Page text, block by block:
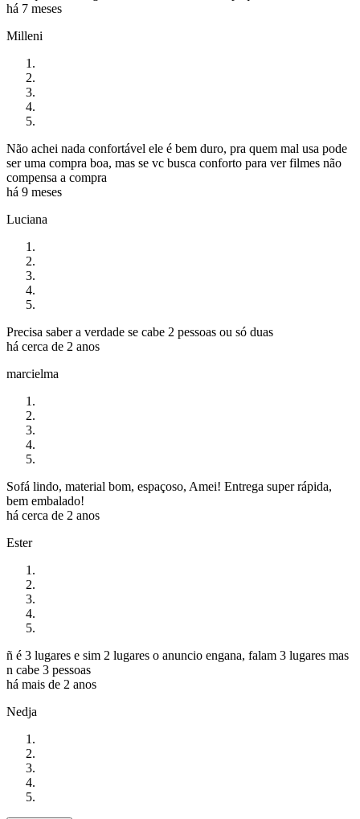
há 7 meses
Milleni
Não achei nada confortável ele é bem duro, pra quem mal usa pode
ser uma compra boa, mas se vc busca conforto para ver filmes não
compensa a compra
há 9 meses
Luciana
Precisa saber a verdade se cabe 2 pessoas ou só duas
há cerca de 2 anos
marcielma
Sofá lindo, material bom, espaçoso, Amei! Entrega super rápida,
bem embalado!
há cerca de 2 anos
Ester
ñ é 3 lugares e sim 2 lugares o anuncio engana, falam 3 lugares mas
n cabe 3 pessoas
há mais de 2 anos
Nedja